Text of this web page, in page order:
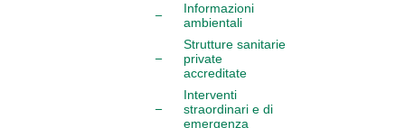
Informazioni
ambientali
Strutture sanitarie
private
accreditate
Interventi
straordinari e di
emergenza